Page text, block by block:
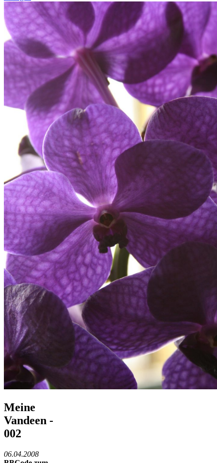
Meine
Vandeen -
002
06.04.2008